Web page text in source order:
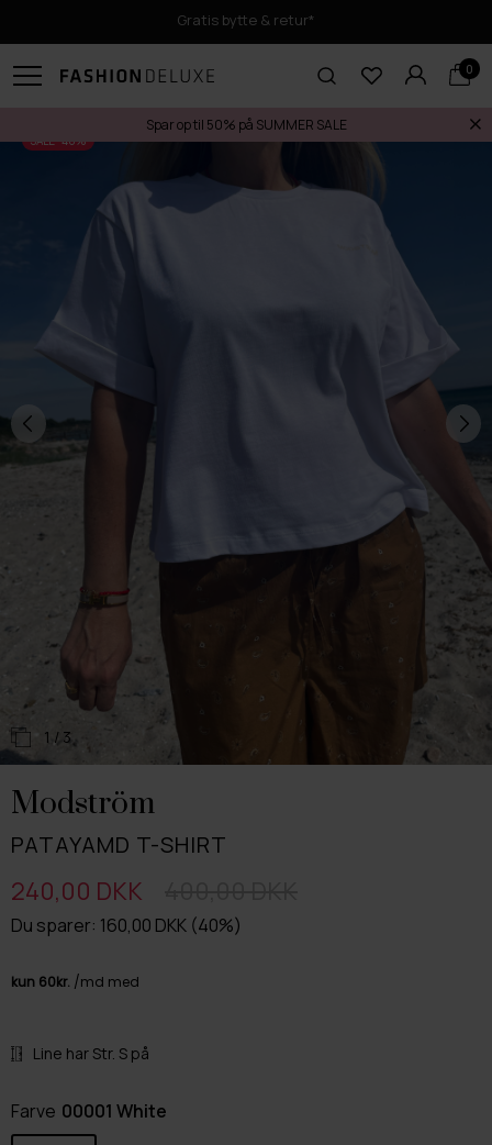
Gratis bytte & retur*
0
Spar op til 50% på SUMMER SALE
SALE -40%
1 / 3
Modström
PATAYAMD T-SHIRT
Du sparer: 160,00 DKK (40%)
240,00 DKK
Line har Str. S på
Farve 00001 White